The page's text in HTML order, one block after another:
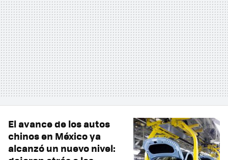
El avance de los autos
chinos en México ya
alcanzó un nuevo nivel: